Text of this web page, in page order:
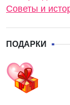
Советы и
ПОДАРКИ